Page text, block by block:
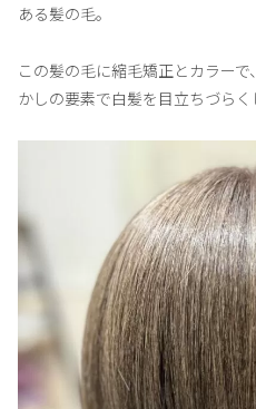
ある髪の毛。
この髪の毛に縮毛矯正とカラー
かしの要素で白髪を目立ちづらく